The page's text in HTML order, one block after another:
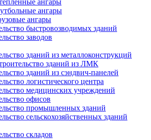
ангары
ангары
ангары
быстровозводимых зданий
заводов
зданий из металлоконструкций
зданий из ЛМК
зданий из сэндвич-панелей
логистического центра
медицинских учреждений
офисов
промышленных зданий
сельскохозяйственных зданий
складов